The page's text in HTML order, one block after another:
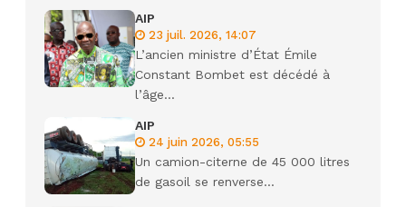
AIP
23 juil. 2026, 14:07
L’ancien ministre d’État Émile
Constant Bombet est décédé à
l’âge...
AIP
24 juin 2026, 05:55
Un camion-citerne de 45 000 litres
de gasoil se renverse...